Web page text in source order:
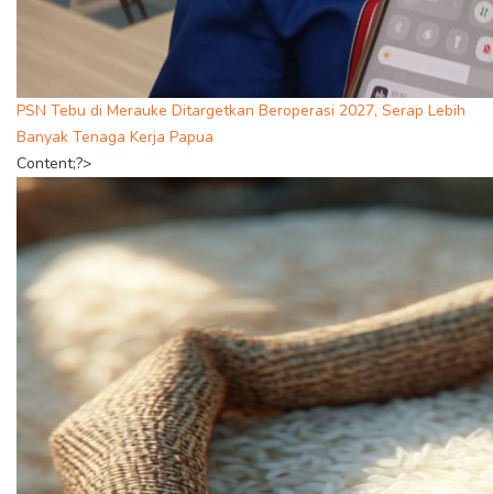
PSN Tebu di Merauke Ditargetkan Beroperasi 2027, Serap Lebih
Banyak Tenaga Kerja Papua
Content;?>